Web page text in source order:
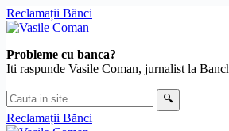
Skip
to
Reclamații Bănci
Probleme cu banca?
Iti raspunde Vasile Coman, jurnalist la
Cauta
in
site
🔍
Reclamații Bănci